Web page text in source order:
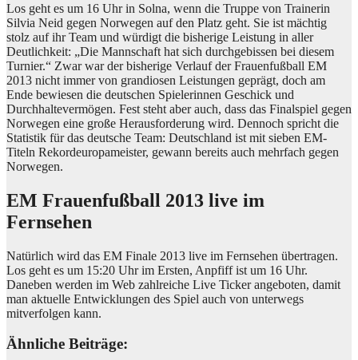
Los geht es um 16 Uhr in Solna, wenn die Truppe von Trainerin
Silvia Neid gegen Norwegen auf den Platz geht. Sie ist mächtig
stolz auf ihr Team und würdigt die bisherige Leistung in aller
Deutlichkeit: „Die Mannschaft hat sich durchgebissen bei diesem
Turnier.“ Zwar war der bisherige Verlauf der Frauenfußball EM
2013 nicht immer von grandiosen Leistungen geprägt, doch am
Ende bewiesen die deutschen Spielerinnen Geschick und
Durchhaltevermögen. Fest steht aber auch, dass das Finalspiel gegen
Norwegen eine große Herausforderung wird. Dennoch spricht die
Statistik für das deutsche Team: Deutschland ist mit sieben EM-
Titeln Rekordeuropameister, gewann bereits auch mehrfach gegen
Norwegen.
EM Frauenfußball 2013 live im
Fernsehen
Natürlich wird das EM Finale 2013 live im Fernsehen übertragen.
Los geht es um 15:20 Uhr im Ersten, Anpfiff ist um 16 Uhr.
Daneben werden im Web zahlreiche Live Ticker angeboten, damit
man aktuelle Entwicklungen des Spiel auch von unterwegs
mitverfolgen kann.
Ähnliche Beiträge: